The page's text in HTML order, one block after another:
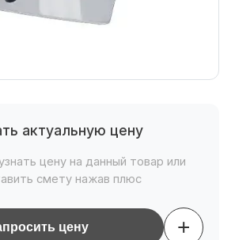
актуальную цену
цену на данный товар или
смету нажав плюс
цену +